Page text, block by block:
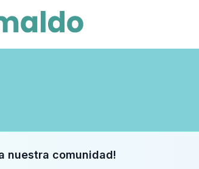
nuestra comunidad!